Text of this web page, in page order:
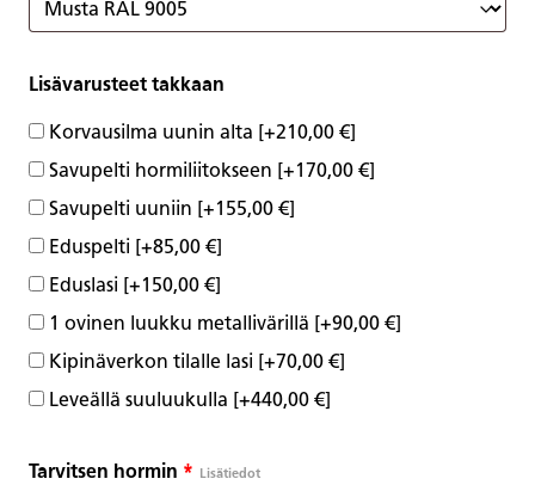
Lisävarusteet takkaan
Korvausilma uunin alta [+210,00 €]
Savupelti hormiliitokseen [+170,00 €]
Savupelti uuniin [+155,00 €]
Eduspelti [+85,00 €]
Eduslasi [+150,00 €]
1 ovinen luukku metallivärillä [+90,00 €]
Kipinäverkon tilalle lasi [+70,00 €]
Leveällä suuluukulla [+440,00 €]
Tarvitsen hormin * Lisätiedot